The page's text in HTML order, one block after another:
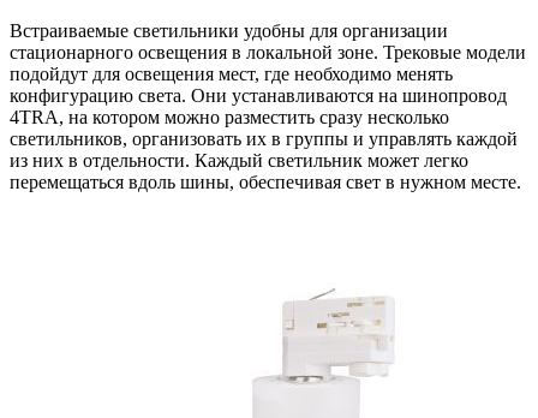
Встраиваемые светильники удобны для организации
стационарного освещения в локальной зоне. Трековые модели
подойдут для освещения мест, где необходимо менять
конфигурацию света. Они устанавливаются на шинопровод
4TRA, на котором можно разместить сразу несколько
светильников, организовать их в группы и управлять каждой
из них в отдельности. Каждый светильник может легко
перемещаться вдоль шины, обеспечивая свет в нужном месте.